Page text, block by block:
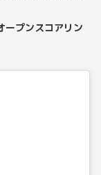
ープンスコアリン